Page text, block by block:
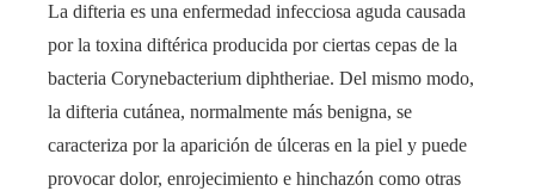
La difteria es una enfermedad infecciosa aguda causada
por la toxina diftérica producida por ciertas cepas de la
bacteria Corynebacterium diphtheriae. Del mismo modo,
la difteria cutánea, normalmente más benigna, se
caracteriza por la aparición de úlceras en la piel y puede
provocar dolor, enrojecimiento e hinchazón como otras